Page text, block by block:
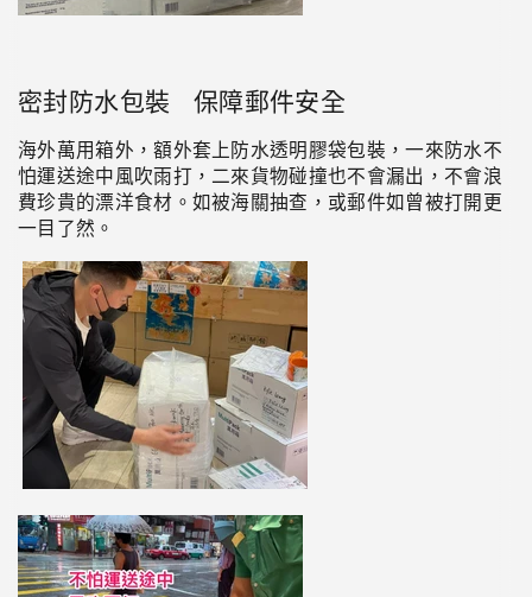
密封防水包裝 保障郵件安全
海外萬用箱外，額外套上防水透明膠袋包裝，一來防水不
怕運送途中風吹雨打，二來貨物碰撞也不會漏出，不會浪
費珍貴的漂洋食材。如被海關抽查，或郵件如曾被打開更
一目了然。